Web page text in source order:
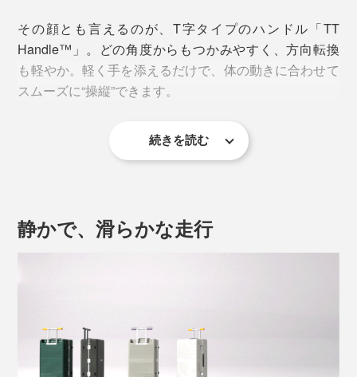
その顔とも言えるのが、T字タイプのハンドル「TT
Handle™」。どの角度からもつかみやすく、方向転換
も軽やか。軽く手を添えるだけで、体の動きに合わせて
スムーズに“操縦”できます。
続きを読む
静かで、滑らかな走行